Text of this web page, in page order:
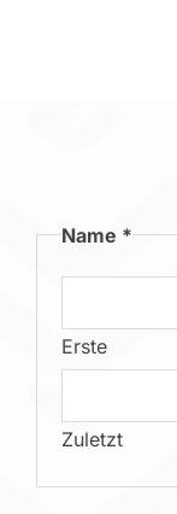
Name *
Erste
Zuletzt